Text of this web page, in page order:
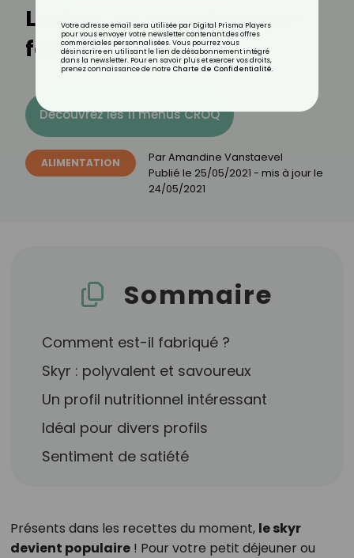
Le skyr, ce yaourt coupe-
faim tendance
Découvrez les 11 menus CROQ
ALIMENTATION ParAmandine Vanstaevel
Publié le 25/05/2021 - mis à jour le
24/05/2021
Sommaire
Comment est-il fabriqué ?
Skyr : polyvalent et savoureux
Un profil nutritionnel intéressant
Idéal pour divers profils
Sentiment de satiété
Présents dans les recettes du moment, le skyr
devient populaire! Pour votre petit déjeuner ou
Votre adresse email sera utilisée par Digital Prisma Players
pour vous envoyer votre newsletter contenant des offres
commerciales personnalisées. Vous pourrez vous
désinscrire en utilisant le lien de désabonnement intégré
dans la newsletter. Pour en savoir plus et exercer vos droits,
prenez connaissance de notre Charte de Confidentialité.